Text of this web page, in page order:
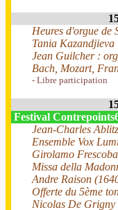
Heures d'orgue de
Tania Kazandjieva
Jean Guilcher :
Bach, Mozart,
- Libre participation
Festival
Jean-Charles
Ensemble Vox
Girolamo
Missa della
Andre Raison
Offerte du 5ème
Nicolas De Grigny